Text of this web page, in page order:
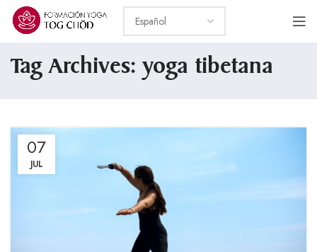
Tag Archives: yoga tibetana
07
JUL